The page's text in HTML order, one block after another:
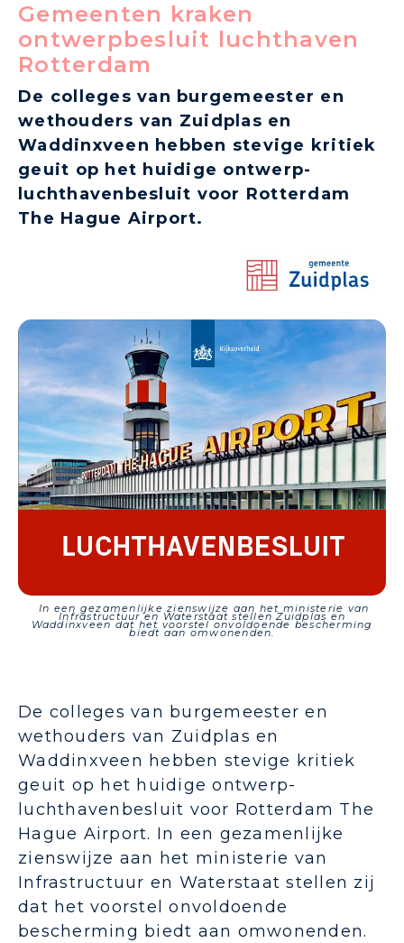
Gemeenten kraken
ontwerpbesluit luchthaven
Rotterdam
De colleges van burgemeester en
wethouders van Zuidplas en
Waddinxveen hebben stevige kritiek
geuit op het huidige ontwerp-
luchthavenbesluit voor Rotterdam
The Hague Airport.
In een gezamenlijke zienswijze aan het ministerie van
Infrastructuur en Waterstaat stellen Zuidplas en
Waddinxveen dat het voorstel onvoldoende bescherming
biedt aan omwonenden.
De colleges van burgemeester en
wethouders van Zuidplas en
Waddinxveen hebben stevige kritiek
geuit op het huidige ontwerp-
luchthavenbesluit voor Rotterdam The
Hague Airport. In een gezamenlijke
zienswijze aan het ministerie van
Infrastructuur en Waterstaat stellen zij
dat het voorstel onvoldoende
bescherming biedt aan omwonenden.